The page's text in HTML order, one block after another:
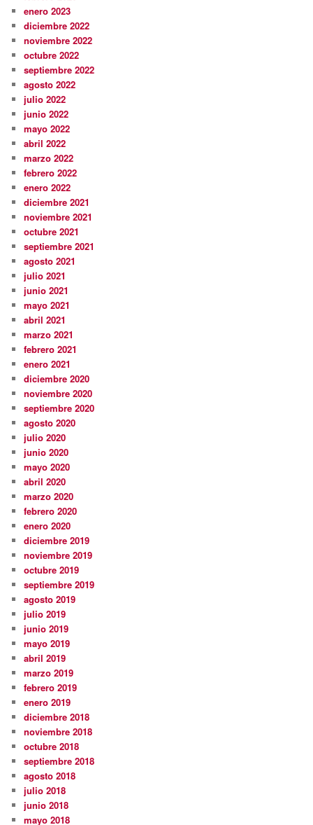
enero 2023
diciembre 2022
noviembre 2022
octubre 2022
septiembre 2022
agosto 2022
julio 2022
junio 2022
mayo 2022
abril 2022
marzo 2022
febrero 2022
enero 2022
diciembre 2021
noviembre 2021
octubre 2021
septiembre 2021
agosto 2021
julio 2021
junio 2021
mayo 2021
abril 2021
marzo 2021
febrero 2021
enero 2021
diciembre 2020
noviembre 2020
septiembre 2020
agosto 2020
julio 2020
junio 2020
mayo 2020
abril 2020
marzo 2020
febrero 2020
enero 2020
diciembre 2019
noviembre 2019
octubre 2019
septiembre 2019
agosto 2019
julio 2019
junio 2019
mayo 2019
abril 2019
marzo 2019
febrero 2019
enero 2019
diciembre 2018
noviembre 2018
octubre 2018
septiembre 2018
agosto 2018
julio 2018
junio 2018
mayo 2018